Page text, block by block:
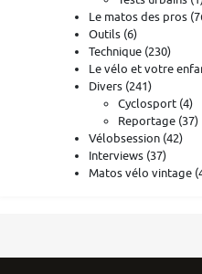
Le matos des pros
Outils (6)
Technique (230)
Le vélo et votre
Divers (241)
Cyclosport (4)
Reportage (37)
Vélobsession (42)
Interviews (37)
Matos vélo vintage